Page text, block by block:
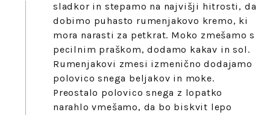
sladkor in stepamo na najvišji hitrosti, da
dobimo puhasto rumenjakovo kremo, ki
mora narasti za petkrat. Moko zmešamo s
pecilnim praškom, dodamo kakav in sol.
Rumenjakovi zmesi izmenično dodajamo
polovico snega beljakov in moke.
Preostalo polovico snega z lopatko
narahlo vmešamo, da bo biskvit lepo